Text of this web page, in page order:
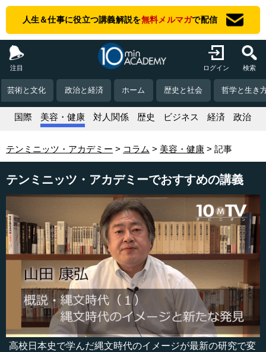
人生＆仕事に役立つ講義解説を無料メルマガで配信
注目 ログイン 検索
芸術と文化 政治と経済 ホーム 歴史と社会 哲学と生き
国際 美容・健康 対人関係 歴史 ビジネス 経済 政治
テンミニッツ・アカデミー コラム 美容・健康 記事
テンミニッツ・アカデミーでおすすめの講義
高校日本史で学んだ縄文時代のイメージが最新の研究で変